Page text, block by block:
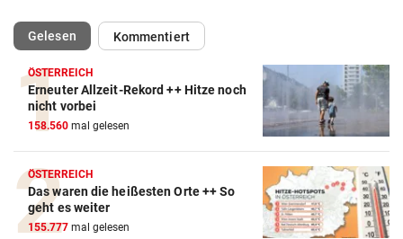
Gelesen(ausgewählt)Kommentiert
ÖSTERREICH
Erneuter Allzeit-Rekord ++ Hitze noch
nicht vorbei
158.560 mal gelesen
ÖSTERREICH
Das waren die heißesten Orte ++ So
geht es weiter
155.777 mal gelesen